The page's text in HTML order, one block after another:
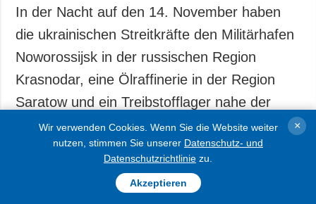
In der Nacht auf den 14. November haben
die ukrainischen Streitkräfte den Militärhafen
Noworossijsk in der russischen Region
Krasnodar, eine Ölraffinerie in der Region
Saratow und ein Treibstofflager nahe der
Stadt Engels getroffen.
Das teilte der Pressedienst des Generalstabs auf
Wir verwenden Cookies. Wenn Sie die Website weiter
nutzen, stimmen Sie unserer Datenschutz- und
Datenschutzrichtlinie zu.
Akzeptieren
×